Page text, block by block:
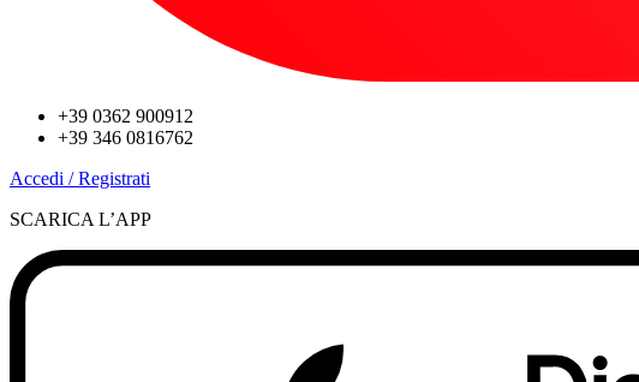
+39 0362 900912
+39 346 0816762
Accedi / Registrati
SCARICA L’APP